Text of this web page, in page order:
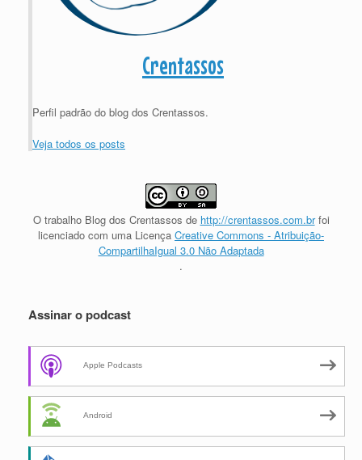
Crentassos
Perfil padrão do blog dos Crentassos.
Veja todos os posts
O trabalho Blog dos Crentassos de http://crentassos.com.brfoi
licenciado com uma Licença Creative Commons - Atribuição-
CompartilhaIgual 3.0 Não Adaptada
.
Assinar o podcast
Apple Podcasts
Android